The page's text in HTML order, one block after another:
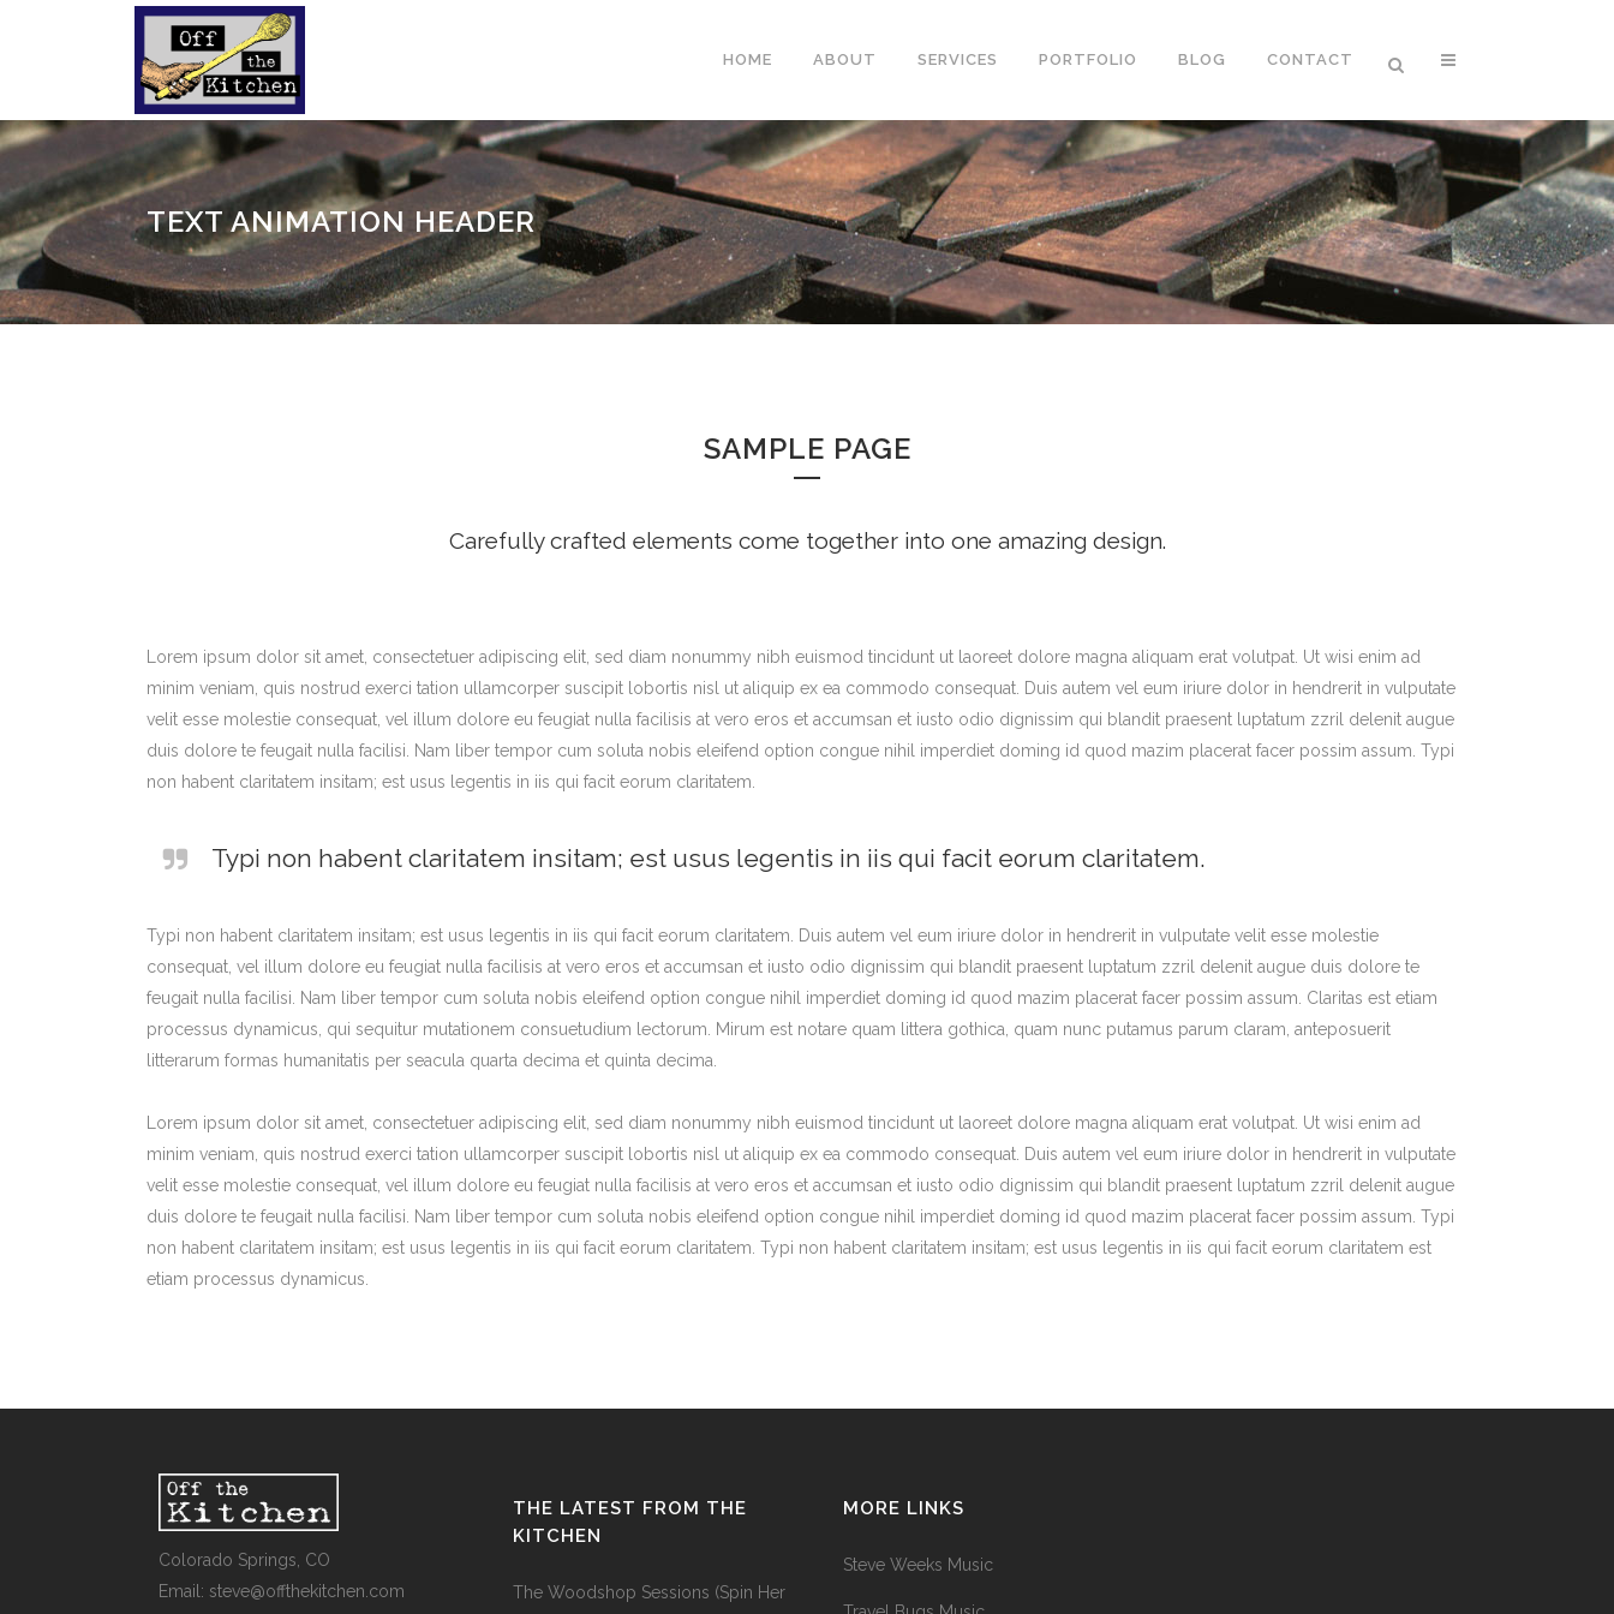
HOME ABOUT SERVICES PORTFOLIO BLOG CONTACT
TEXT ANIMATION HEADER
SAMPLE PAGE
Carefully crafted elements come together into one amazing design.
Lorem ipsum dolor sit amet, consectetuer adipiscing elit, sed diam nonummy nibh euismod tincidunt ut laoreet dolore magna aliquam erat volutpat. Ut wisi enim ad
minim veniam, quis nostrud exerci tation ullamcorper suscipit lobortis nisl ut aliquip ex ea commodo consequat. Duis autem vel eum iriure dolor in hendrerit in vulputate
velit esse molestie consequat, vel illum dolore eu feugiat nulla facilisis at vero eros et accumsan et iusto odio dignissim qui blandit praesent luptatum zzril delenit augue
duis dolore te feugait nulla facilisi. Nam liber tempor cum soluta nobis eleifend option congue nihil imperdiet doming id quod mazim placerat facer possim assum. Typi
non habent claritatem insitam; est usus legentis in iis qui facit eorum claritatem.
Typi non habent claritatem insitam; est usus legentis in iis qui facit eorum claritatem.
Typi non habent claritatem insitam; est usus legentis in iis qui facit eorum claritatem. Duis autem vel eum iriure dolor in hendrerit in vulputate velit esse molestie
consequat, vel illum dolore eu feugiat nulla facilisis at vero eros et accumsan et iusto odio dignissim qui blandit praesent luptatum zzril delenit augue duis dolore te
feugait nulla facilisi. Nam liber tempor cum soluta nobis eleifend option congue nihil imperdiet doming id quod mazim placerat facer possim assum. Claritas est etiam
processus dynamicus, qui sequitur mutationem consuetudium lectorum. Mirum est notare quam littera gothica, quam nunc putamus parum claram, anteposuerit
litterarum formas humanitatis per seacula quarta decima et quinta decima.
Lorem ipsum dolor sit amet, consectetuer adipiscing elit, sed diam nonummy nibh euismod tincidunt ut laoreet dolore magna aliquam erat volutpat. Ut wisi enim ad
minim veniam, quis nostrud exerci tation ullamcorper suscipit lobortis nisl ut aliquip ex ea commodo consequat. Duis autem vel eum iriure dolor in hendrerit in vulputate
velit esse molestie consequat, vel illum dolore eu feugiat nulla facilisis at vero eros et accumsan et iusto odio dignissim qui blandit praesent luptatum zzril delenit augue
duis dolore te feugait nulla facilisi. Nam liber tempor cum soluta nobis eleifend option congue nihil imperdiet doming id quod mazim placerat facer possim assum. Typi
non habent claritatem insitam; est usus legentis in iis qui facit eorum claritatem. Typi non habent claritatem insitam; est usus legentis in iis qui facit eorum claritatem est
etiam processus dynamicus.
Colorado Springs, CO
Email: steve@offthekitchen.com
THE LATEST FROM THE
KITCHEN
The Woodshop Sessions (Spin Her
MORE LINKS
Steve Weeks Music